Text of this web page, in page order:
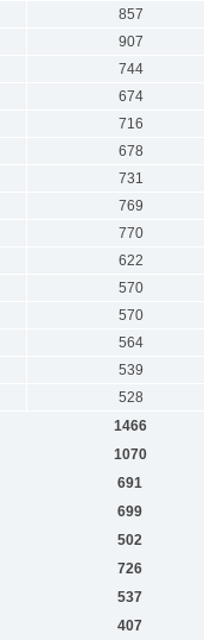
857
907
744
674
716
678
731
769
770
622
570
570
564
539
528
1466
1070
691
699
502
726
537
407